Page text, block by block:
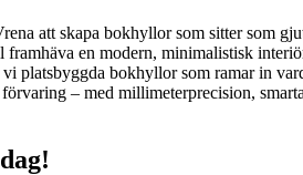
att skapa bokhyllor som sitter som
en modern, minimalistisk
platsbyggda bokhyllor som ramar in
– med millimeterprecision,